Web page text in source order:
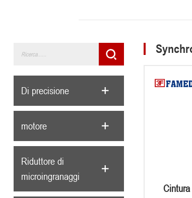
Di precisione
motore
Riduttore di
microingranaggi